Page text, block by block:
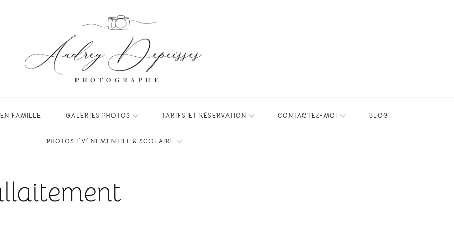
FAMILLE GALERIES PHOTOS TARIFS ET RÉSERVATION CONTACTEZ-MOI BLOG
PHOTOS ÉVÈNEMENTIEL & SCOLAIRE